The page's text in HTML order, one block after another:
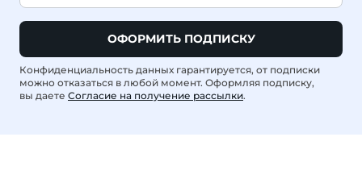
ОФОРМИТЬ ПОДПИСКУ
Конфиденциальность данных гарантируется, от подписки
можно отказаться в любой момент. Оформляя подписку,
вы даете Согласие на получение рассылки.